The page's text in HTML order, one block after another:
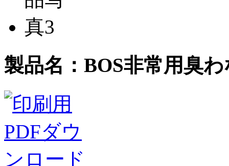
製品名： BOS非常用臭